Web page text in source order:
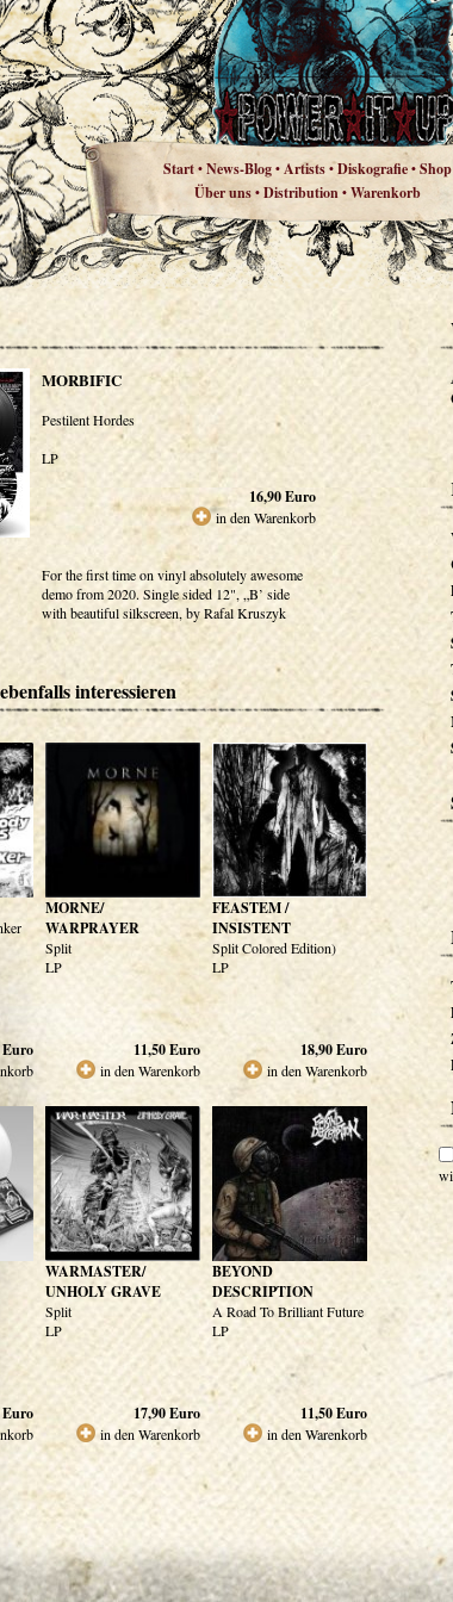
Start•News-Blog•Artists•Diskografie•Shop
Über uns•Distribution•Warenkorb
MORBIFIC
Pestilent Hordes
LP
16,90Euro
in den Warenkorb
For the first time on vinyl absolutely awesome
demo from 2020. Single sided 12", „B’ side
with beautiful silkscreen, by Rafal Kruszyk
interessieren
Euro
MORNE/
WARPRAYER
Split
LP
11,50Euro
in den Warenkorb
FEASTEM /
INSISTENT
Split Colored Edition)
LP
18,90Euro
in den Warenkorb
Euro
WARMASTER/
UNHOLY GRAVE
Split
LP
17,90Euro
in den Warenkorb
BEYOND
DESCRIPTION
A Road To Brilliant Future
LP
11,50Euro
in den Warenkorb